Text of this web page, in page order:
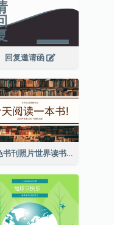
回复邀请函
棕色书刊照片世界读书日明信片